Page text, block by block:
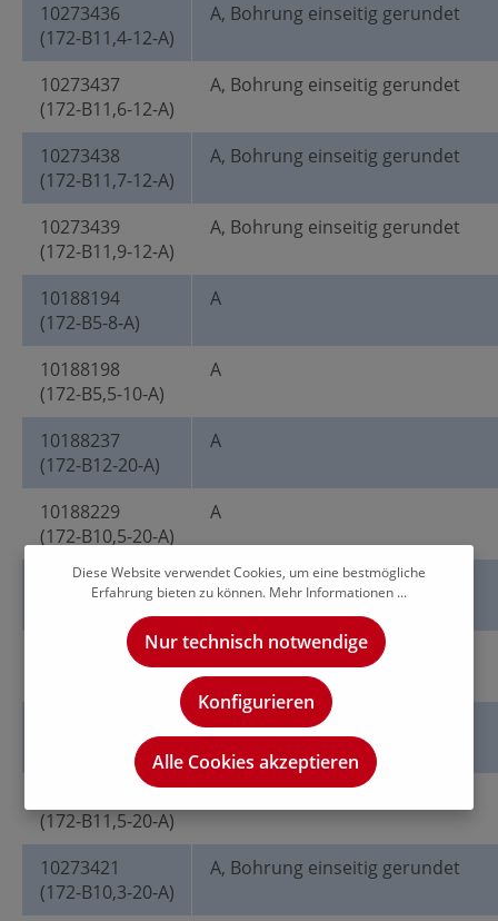
10273436
(172-B11,4-12-A)
A, Bohrung einseitig gerundet
10273437
(172-B11,6-12-A)
A, Bohrung einseitig gerundet
10273438
(172-B11,7-12-A)
A, Bohrung einseitig gerundet
10273439
(172-B11,9-12-A)
A, Bohrung einseitig gerundet
10188194
(172-B5-8-A)
A
10188198
(172-B5,5-10-A)
A
10188237
(172-B12-20-A)
A
10188229
(172-B10,5-20-A)
A
10188232
(172-B11-20-A)
A
A
(172-B11,8-20-A)
A
(172-B11,5-20-A)
10273421
(172-B10,3-20-A)
A, Bohrung einseitig gerundet
Diese Website verwendet Cookies, um eine bestmögliche
Erfahrung bieten zu können. Mehr Informationen ...
Nur technisch notwendige
Konfigurieren
Alle Cookies akzeptieren